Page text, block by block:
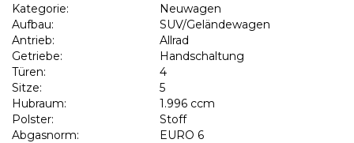
Kategorie:
Neuwagen
Aufbau:
SUV/Geländewagen
Antrieb:
Allrad
Getriebe:
Handschaltung
Türen:
4
Sitze:
5
Hubraum:
1.996 ccm
Polster:
Stoff
Abgasnorm:
EURO 6